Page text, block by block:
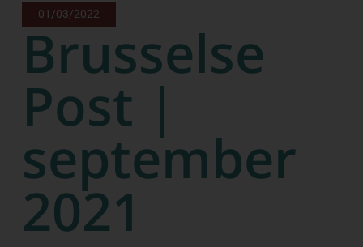
01/03/2022
Brusselse
Post |
september
2021